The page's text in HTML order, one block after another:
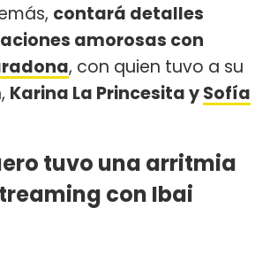
contará detalles
amorosas con
, con quien tuvo a su
Karina La Princesita ySofía
tuvo una arritmia
con Ibai